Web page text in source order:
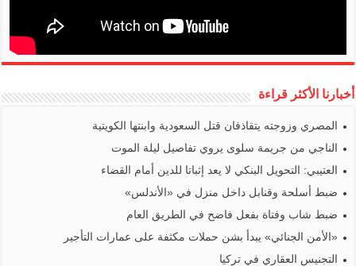
أخبارنا الأكثر قراءة
المصري وزوجته يتقاذفان قتل السعودية وابنتها الكويتية
الناجي من جريمة سلوى يروي تفاصيل ليلة الموت
العتيبي: التحويل البنكي لا يعد إثباتا للدين أمام القضاء
ضبط أسلحة وقنابل داخل منزل في «الأندلس»
ضبط شاب وفتاة بفعل فاضح في الطريق العام
«الأمن الجنائي» يبدأ بشن حملات مكثفة على عمارات التأجير
التجنيس العقاري في تركيا